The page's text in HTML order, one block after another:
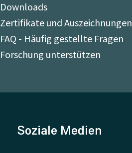
Downloads
Zertifikate und Auszeichnungen
FAQ - Häufig gestellte Fragen
Forschung unterstützen
Soziale Medien